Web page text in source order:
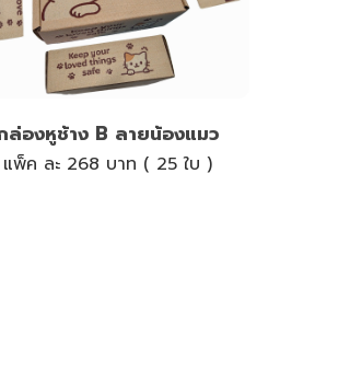
ล่องหูช้าง B ลายน้องแมว
แพ็ค ละ 268 บาท ( 25 ใบ )